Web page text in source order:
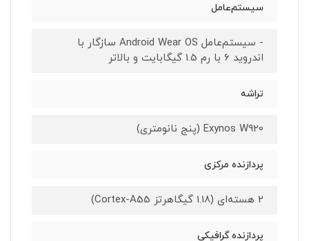
سیستم‌عامل
- سیستم‌عامل Android Wear OS سازگار با
اندروید 6 با رم 1.5 گیگابایت و بالاتر
تراشه
Exynos W920 (پنج نانومتری)
پردازنده مرکزی
2 هسته‌ای (1.18 گیگاهرتز Cortex-A55)
پردازنده گرافیکی